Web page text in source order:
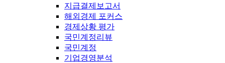
지급결제보고서
해외경제 포커스
경제상황 평가
국민계정리뷰
국민계정
기업경영분석